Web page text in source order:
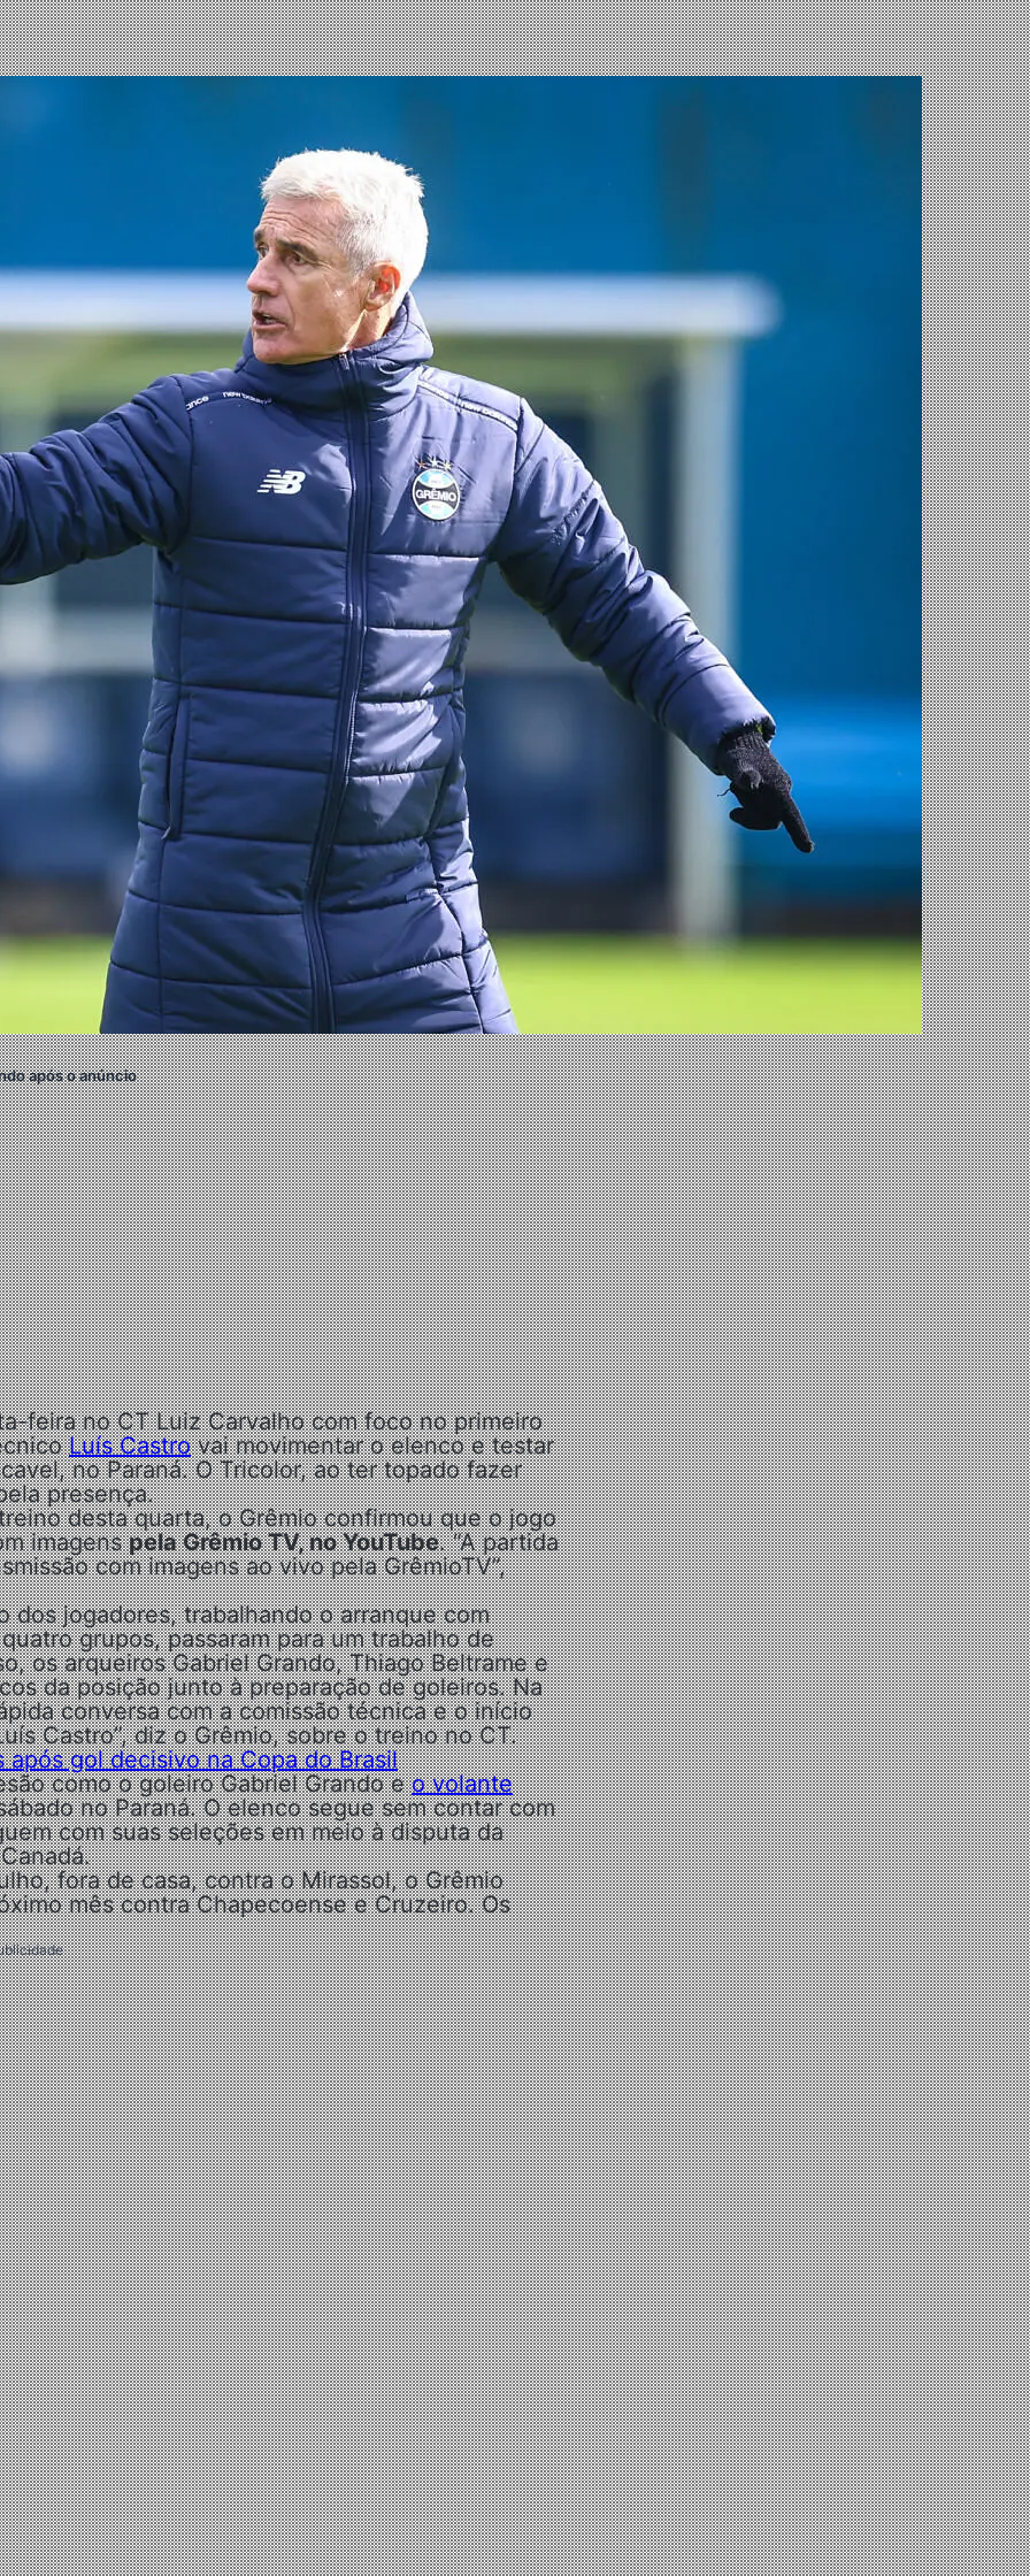
após o anúncio
feira no CT Luiz Carvalho com foco no primeiro
Luís Castrovai movimentar o elenco e testar
no Paraná. O Tricolor, ao ter topado fazer
presença.
desta quarta, o Grêmio confirmou que o jogo
imagenspela Grêmio TV, no YouTube. “A partida
com imagens ao vivo pela GrêmioTV”,
dos jogadores, trabalhando o arranque com
grupos, passaram para um trabalho de
os arqueiros Gabriel Grando, Thiago Beltrame e
da posição junto à preparação de goleiros. Na
conversa com a comissão técnica e o início
Castro”, diz o Grêmio, sobre o treino no CT.
gol decisivo na Copa do Brasil
como o goleiro Gabriel Grando eo volante
no Paraná. O elenco segue sem contar com
com suas seleções em meio à disputa da
fora de casa, contra o Mirassol, o Grêmio
mês contra Chapecoense e Cruzeiro. Os